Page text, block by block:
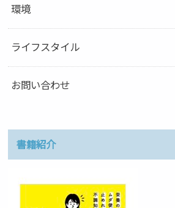
環境
ライフスタイル
お問い合わせ
書籍紹介